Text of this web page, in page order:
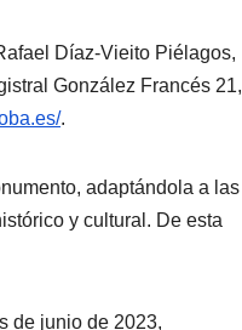
Díaz-Vieito Piélagos,
González Francés 21,
.
adaptándola a las
y cultural. De esta
de junio de 2023,